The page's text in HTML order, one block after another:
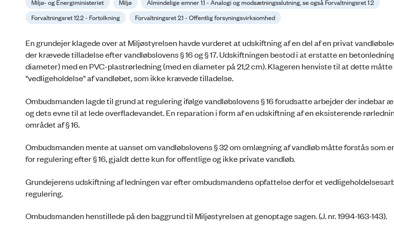
Miljø- og Energiministeriet Miljø
Almindelige emner 1.1 - Analogi og modsætningsslutning, se også Forvaltningsret 1.2
Forvaltningsret 12.2 - Fortolkning
Forvaltningsret 2.1 - Offentlig forsyningsvirksomhed
En grundejer klagede over at Miljøstyrelsen havde vurderet at udskiftning af en del af en privat
der krævede tilladelse efter vandløbslovens § 16 og § 17. Udskiftningen bestod i at erstatte en
diameter) med en PVC-plastrørledning (med en diameter på 21,2 cm). Klageren henviste til at dette
"vedligeholdelse" af vandløbet, som ikke krævede tilladelse.
Ombudsmanden lagde til grund at regulering ifølge vandløbslovens § 16 forudsatte arbejder der indebar
og dets evne til at lede overfladevandet. En reparation i form af en udskiftning af en eksisterende
området af § 16.
Ombudsmanden mente at uanset om vandløbslovens § 32 om omlægning af vandløb måtte forstås som
for regulering efter § 16, gjaldt dette kun for offentlige og ikke private vandløb.
Grundejerens udskiftning af ledningen var efter ombudsmandens opfattelse derfor et
regulering.
Ombudsmanden henstillede på den baggrund til Miljøstyrelsen at genoptage sagen. (J. nr. 1994-163-143).